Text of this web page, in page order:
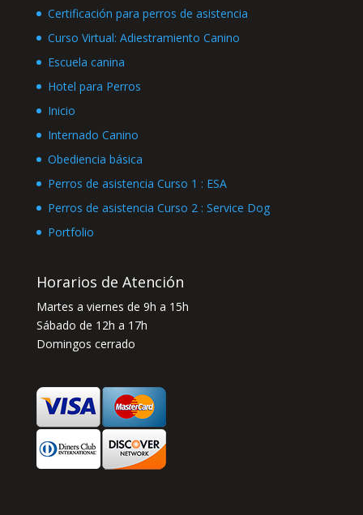
Certificación para perros de asistencia
Curso Virtual: Adiestramiento Canino
Escuela canina
Hotel para Perros
Inicio
Internado Canino
Obediencia básica
Perros de asistencia Curso 1 : ESA
Perros de asistencia Curso 2 : Service Dog
Portfolio
Horarios de Atención
Martes a viernes de 9h a 15h
Sábado de 12h a 17h
Domingos cerrado